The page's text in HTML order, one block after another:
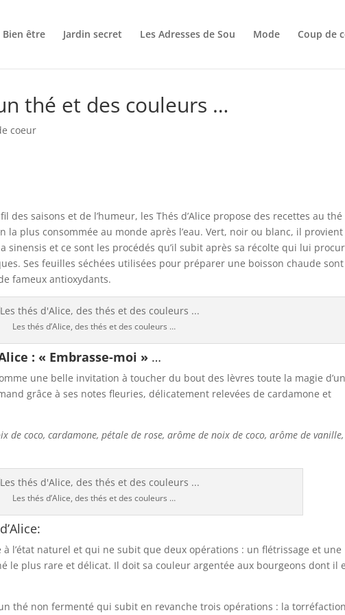
Bien être Jardin secret Les Adresses de Sou Mode Coup de
thé et des couleurs …
coeur
des saisons et de l’humeur, les Thés d’Alice propose des recettes au thé
la plus consommée au monde après l’eau. Vert, noir ou blanc, il provient
sinensis et ce sont les procédés qu’il subit après sa récolte qui lui
Ses feuilles séchées utilisées pour préparer une boisson chaude sont
fameux antioxydants.
Les thés d’Alice, des thés et des couleurs …
: « Embrasse-moi » …
une belle invitation à toucher du bout des lèvres toute la magie d’un
grâce à ses notes fleuries, délicatement relevées de cardamone et
de coco, cardamone, pétale de rose, arôme de noix de coco, arôme de vanille,
Les thés d’Alice, des thés et des couleurs …
à l’état naturel et qui ne subit que deux opérations : un flétrissage et une
le plus rare et délicat. Il doit sa couleur argentée aux bourgeons dont il
thé non fermenté qui subit en revanche trois opérations : la